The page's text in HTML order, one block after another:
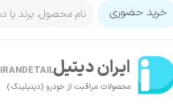
ایران‌ دیتیل
محصولات مراقبت از خودرو (دیتیلینگ)​​​​​​​
IRANDETAIL
حساب کاربری من
تغییر گذر واژه
خرید حضوری